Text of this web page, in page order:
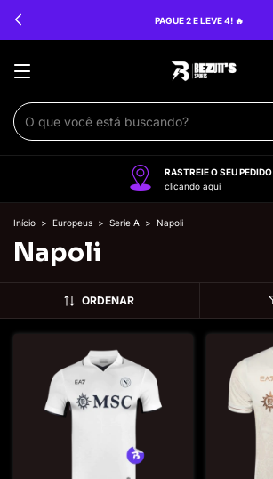
PAGUE 2 E LEVE 4! 🔥
RASTREIE O SEU PEDIDO
clicando aqui
Início > Europeus > Serie A > Napoli
Napoli
ORDENAR